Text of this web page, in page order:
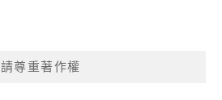
請尊重著作權